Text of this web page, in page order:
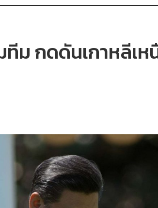
ม กดดันเกาหลีเห